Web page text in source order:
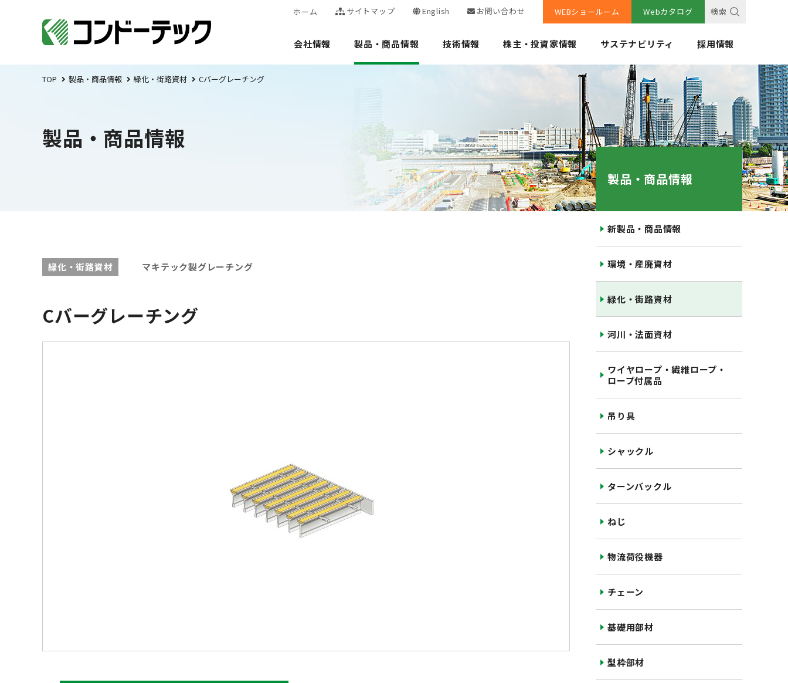
ホーム サイトマップ English お問い合わせ WEBショールーム Webカタログ 検索
会社情報 製品・商品情報 技術情報 株主・投資家情報 サステナビリティ 採用情報
TOP 製品・商品情報 緑化・街路資材 Cバーグレーチング
製品・商品情報
緑化・街路資材 マキテック製グレーチング
Cバーグレーチング
製品・商品情報
新製品・商品情報
環境・産廃資材
緑化・街路資材
河川・法面資材
ワイヤロープ・繊維ロープ・
ロープ付属品
吊り具
シャックル
ターンバックル
ねじ
物流荷役機器
チェーン
基礎用部材
型枠部材